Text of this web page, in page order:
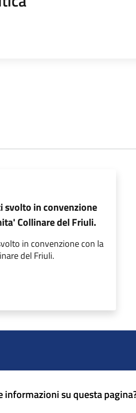
svolto in convenzione
Collinare del Friuli.
in convenzione con la
del Friuli.
informazioni su questa